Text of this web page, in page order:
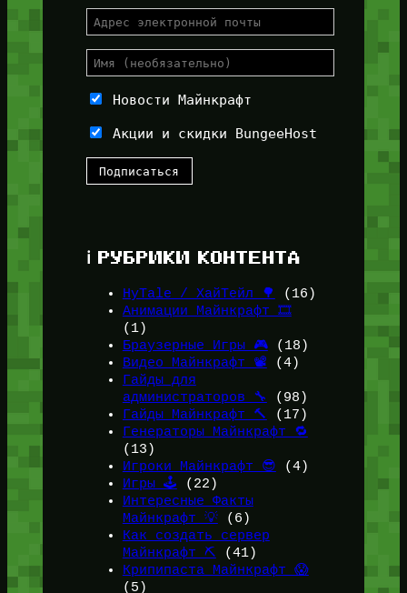
Новости Майнкрафт
Акции и скидки BungeeHost
ℹ️ РУБРИКИ КОНТЕНТА
HyTale / ХайТейл 🌳
(16)
Анимации Майнкрафт 🎞️
(1)
Браузерные Игры 🎮(18)
Видео Майнкрафт 📽️ (4)
Гайды для
администраторов 🔧
(98)
Гайды Майнкрафт 🔨
(17)
Генераторы Майнкрафт 🔁
(13)
Игроки Майнкрафт 😎 (4)
Игры 🕹️ (22)
Интересные Факты
Майнкрафт 💡(6)
Как создать сервер
Майнкрафт ⛏️ (41)
Крипипаста Майнкрафт 😱
(5)